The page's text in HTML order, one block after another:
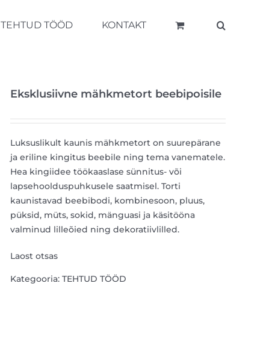
TEHTUD TÖÖD KONTAKT
Eksklusiivne mähkmetort beebipoisile
Luksuslikult kaunis mähkmetort on suurepärane
ja eriline kingitus beebile ning tema vanematele.
Hea kingiidee töökaaslase sünnitus- või
lapsehoolduspuhkusele saatmisel. Torti
kaunistavad beebibodi, kombinesoon, pluus,
püksid, müts, sokid, mänguasi ja käsitööna
valminud lilleõied ning dekoratiivlilled.
Laost otsas
Kategooria: TEHTUD TÖÖD